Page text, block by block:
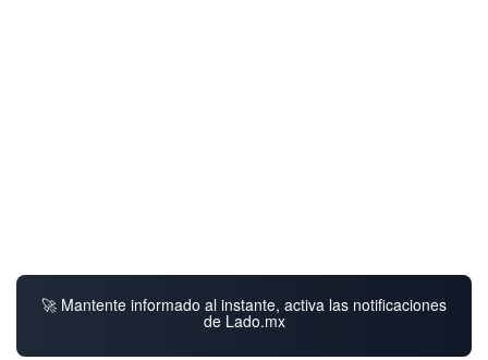
🚀 Mantente informado al instante, activa las notificaciones
de Lado.mx